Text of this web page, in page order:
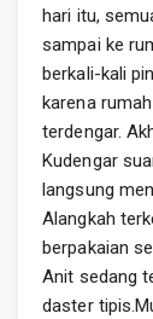
hari itu,
sampai ke
berkali-kali
karena
terdengar.
Kudengar
langsung
Alangkah
berpakaian
Anit sedang
daster